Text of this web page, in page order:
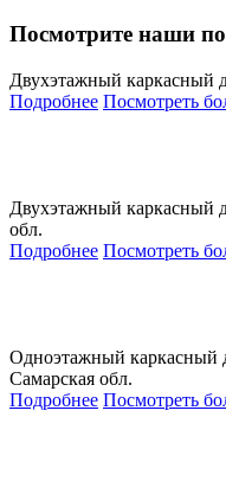
Посмотрите наши
Двухэтажный каркасный
Подробнее Посмотреть
Двухэтажный каркасный
обл.
Подробнее Посмотреть
Одноэтажный каркасный
Самарская обл.
Подробнее Посмотреть